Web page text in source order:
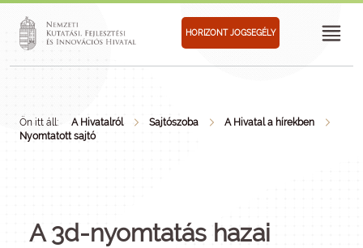
HORIZONT JOGSEGÉLY
Ön itt áll: A Hivatalról Sajtószoba
A Hivatal a hírekben
Nyomtatott sajtó
A 3d-nyomtatás hazai